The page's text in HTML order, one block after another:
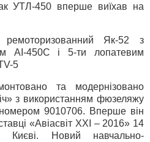
УТЛ-450 вперше виїхав на
Як-52 з
АІ-450С і 5-ти лопатевим
5
та модернізовано
з використанням фюзеляжу
9010706. Вперше він
«Авіасвіт ХХІ – 2016» 14
Новий навчально-